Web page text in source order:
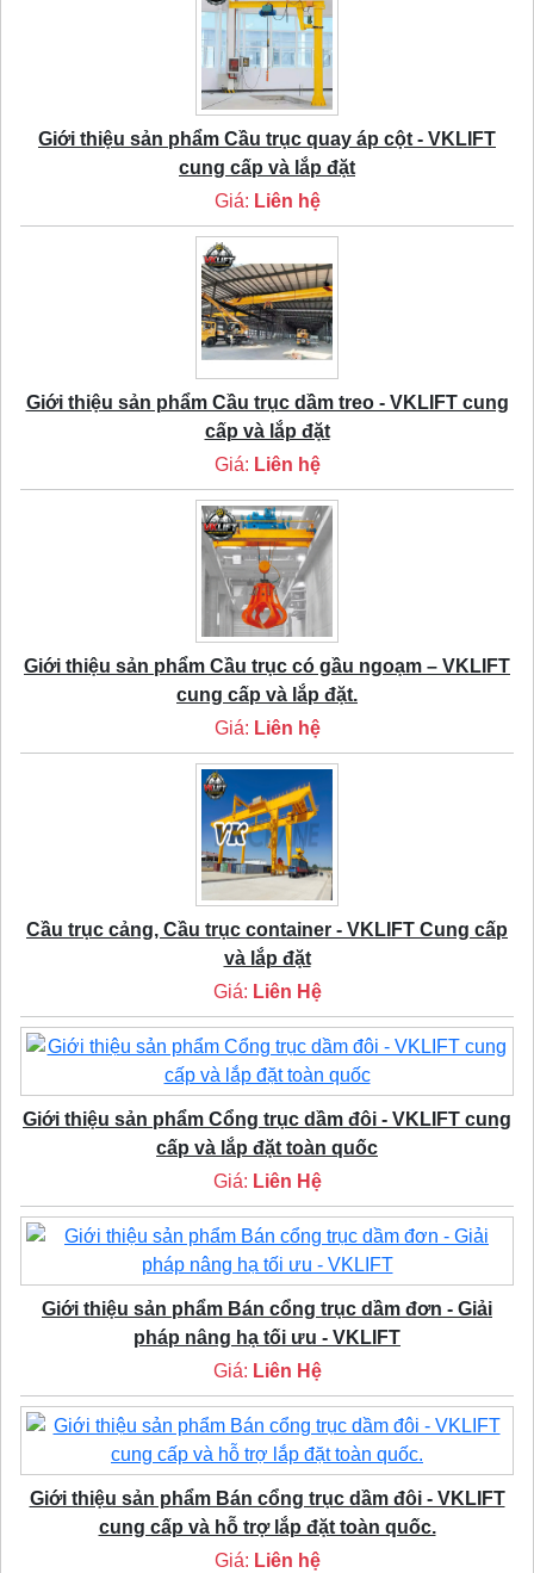
Giới thiệu sản phẩm Cầu trục quay áp cột - VKLIFT
cung cấp và lắp đặt
Giá: Liên hệ
Giới thiệu sản phẩm Cầu trục dầm treo - VKLIFT cung
cấp và lắp đặt
Giá: Liên hệ
Giới thiệu sản phẩm Cầu trục có gầu ngoạm – VKLIFT
cung cấp và lắp đặt.
Giá: Liên hệ
Cầu trục cảng, Cầu trục container - VKLIFT Cung cấp
và lắp đặt
Giá: Liên Hệ
Giới thiệu sản phẩm Cổng trục dầm đôi - VKLIFT cung
cấp và lắp đặt toàn quốc
Giá: Liên Hệ
Giới thiệu sản phẩm Bán cổng trục dầm đơn - Giải
pháp nâng hạ tối ưu - VKLIFT
Giá: Liên Hệ
Giới thiệu sản phẩm Bán cổng trục dầm đôi - VKLIFT
cung cấp và hỗ trợ lắp đặt toàn quốc.
Giá: Liên hệ